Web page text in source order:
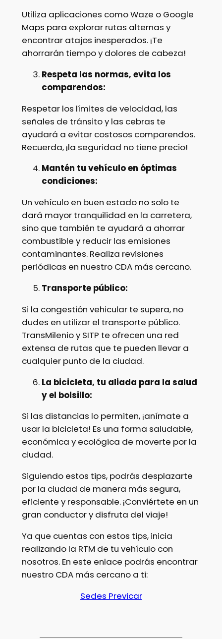
Utiliza aplicaciones como Waze o Google
Maps para explorar rutas alternas y
encontrar atajos inesperados. ¡Te
ahorrarán tiempo y dolores de cabeza!
Respeta las normas, evita los
comparendos:
Respetar los límites de velocidad, las
señales de tránsito y las cebras te
ayudará a evitar costosos comparendos.
Recuerda, ¡la seguridad no tiene precio!
Mantén tu vehículo en óptimas
condiciones:
Un vehículo en buen estado no solo te
dará mayor tranquilidad en la carretera,
sino que también te ayudará a ahorrar
combustible y reducir las emisiones
contaminantes. Realiza revisiones
periódicas en nuestro CDA más cercano.
Transporte público:
Si la congestión vehicular te supera, no
dudes en utilizar el transporte público.
TransMilenio y SITP te ofrecen una red
extensa de rutas que te pueden llevar a
cualquier punto de la ciudad.
La bicicleta, tu aliada para la salud
y el bolsillo:
Si las distancias lo permiten, ¡anímate a
usar la bicicleta! Es una forma saludable,
económica y ecológica de moverte por la
ciudad.
Siguiendo estos tips, podrás desplazarte
por la ciudad de manera más segura,
eficiente y responsable. ¡Conviértete en un
gran conductor y disfruta del viaje!
Ya que cuentas con estos tips, inicia
realizando la RTM de tu vehículo con
nosotros. En este enlace podrás encontrar
nuestro CDA más cercano a ti:
Sedes Previcar